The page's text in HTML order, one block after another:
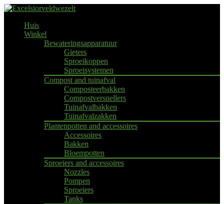
Huis
Winkel
Bewateringsapparatuur
Gieters
Sproeikoppen
Sproeisystemen
Compost and tuinafval
Composteerbakken
Compostversnellers
Tuinafvalbakken
Tuinafvalzakken
Plantenpotten and accessoires
Accessoires
Bakken
Bloempotten
Sproeiers and accessoires
Nozzles
Pompen
Sproeiers
Tanks